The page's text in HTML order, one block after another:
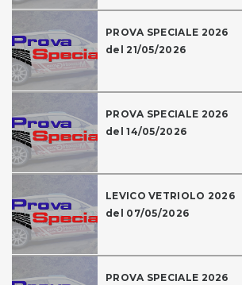
PROVA SPECIALE 2026
del 21/05/2026
PROVA SPECIALE 2026
del 14/05/2026
LEVICO VETRIOLO 2026
del 07/05/2026
PROVA SPECIALE 2026